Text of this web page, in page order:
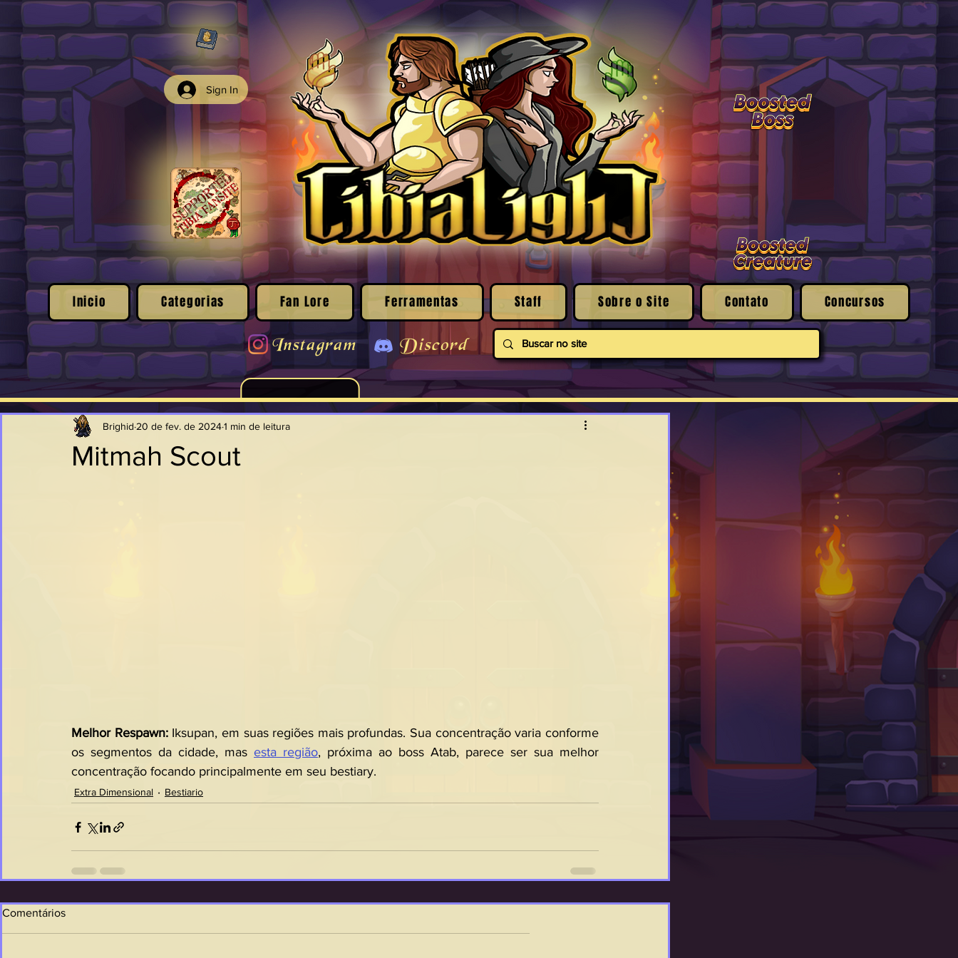
Sign In
Inicio Categorias Fan Lore Ferramentas Staff Sobre o Site Contato Concursos
Instagram Discord
Mitmah Scout
Brighid 20 de fev. de 20241 min de leitura
Melhor Respawn: Iksupan, em suas regiões mais profundas. Sua concentração varia conforme
os segmentos da cidade, mas esta região, próxima ao boss Atab, parece ser sua melhor
concentração focando principalmente em seu bestiary.
Extra Dimensional Bestiario
Comentários